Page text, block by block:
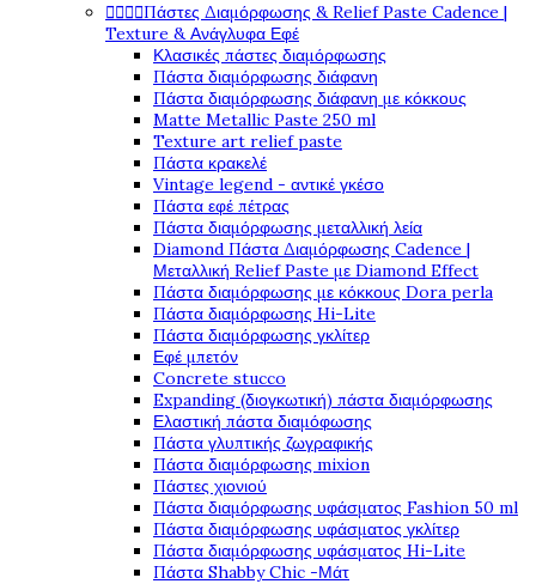
Πάστες Διαμόρφωσης & Relief Paste Cadence |
Texture & Ανάγλυφα Εφέ
Κλασικές πάστες διαμόρφωσης
Πάστα διαμόρφωσης διάφανη
Πάστα διαμόρφωσης διάφανη με κόκκους
Matte Metallic Paste 250 ml
Texture art relief paste
Πάστα κρακελέ
Vintage legend - αντικέ γκέσο
Πάστα εφέ πέτρας
Πάστα διαμόρφωσης μεταλλική λεία
Diamond Πάστα Διαμόρφωσης Cadence |
Μεταλλική Relief Paste με Diamond Effect
Πάστα διαμόρφωσης με κόκκους Dora perla
Πάστα διαμόρφωσης Hi-Lite
Πάστα διαμόρφωσης γκλίτερ
Εφέ μπετόν
Concrete stucco
Expanding (διογκωτική) πάστα διαμόρφωσης
Ελαστική πάστα διαμόφωσης
Πάστα γλυπτικής ζωγραφικής
Πάστα διαμόρφωσης mixion
Πάστες χιονιού
Πάστα διαμόρφωσης υφάσματος Fashion 50 ml
Πάστα διαμόρφωσης υφάσματος γκλίτερ
Πάστα διαμόρφωσης υφάσματος Hi-Lite
Πάστα Shabby Chic -Μάτ